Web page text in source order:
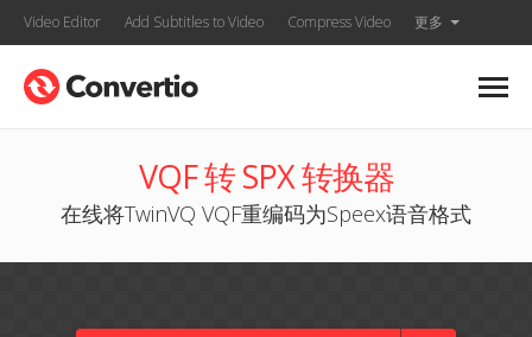
Video Editor Add Subtitles to Video Compress Video 更多
VQF 转 SPX 转换器
在线将TwinVQ VQF重编码为Speex语音格式